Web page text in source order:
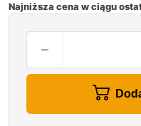
Najniższa cena w ciągu